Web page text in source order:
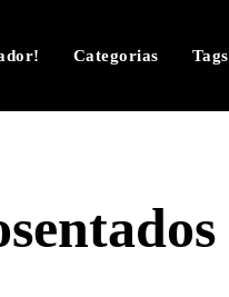
Categorias Tags